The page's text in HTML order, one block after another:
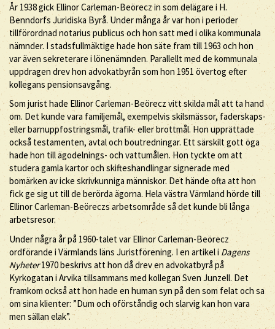
År 1938 gick Ellinor Carleman-Beörecz in som delägare i H.
Benndorfs Juridiska Byrå. Under många år var hon i perioder
tillförordnad notarius publicus och hon satt med i olika kommunala
nämnder. I stadsfullmäktige hade hon säte fram till 1963 och hon
var även sekreterare i lönenämnden. Parallellt med de kommunala
uppdragen drev hon advokatbyrån som hon 1951 övertog efter
kollegans pensionsavgång.
Som jurist hade Ellinor Carleman-Beörecz vitt skilda mål att ta hand
om. Det kunde vara familjemål, exempelvis skilsmässor, faderskaps-
eller barnuppfostringsmål, trafik- eller brottmål. Hon upprättade
också testamenten, avtal och boutredningar. Ett särskilt gott öga
hade hon till ägodelnings- och vattumålen. Hon tyckte om att
studera gamla kartor och skifteshandlingar signerade med
bomärken av icke skrivkunniga människor. Det hände ofta att hon
fick ge sig ut till de berörda ägorna. Hela västra Värmland hörde till
Ellinor Carleman-Beöreczs arbetsområde så det kunde bli långa
arbetsresor.
Under några år på 1960-talet var Ellinor Carleman-Beörecz
ordförande i Värmlands läns Juristförening. I en artikel i Dagens
Nyheter1970 beskrivs att hon då drev en advokatbyrå på
Kyrkogatan i Arvika tillsammans med kollegan Sven Junzell. Det
framkom också att hon hade en human syn på den som felat och sa
om sina klienter: ”Dum och oförståndig och slarvig kan hon vara
men sällan elak”.